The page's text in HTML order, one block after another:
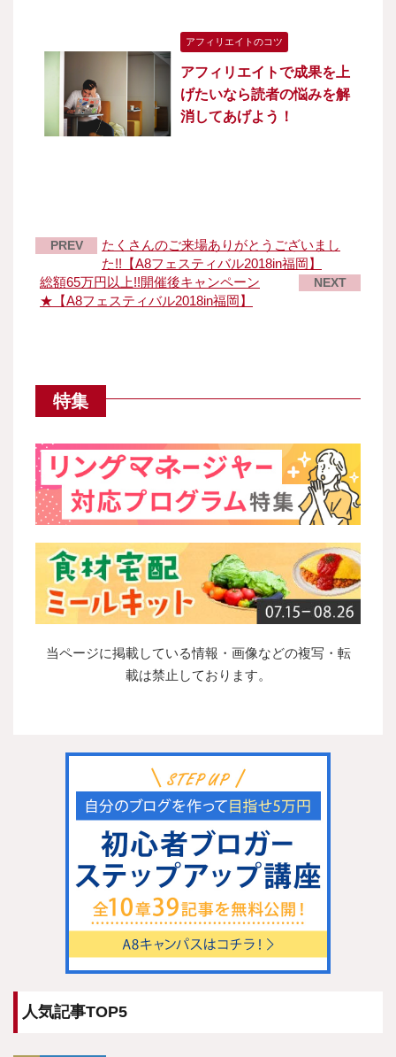
アフィリエイトのコツ
アフィリエイトで成果を上
げたいなら読者の悩みを解
消してあげよう！
PREV
たくさんのご来場ありがとうございまし
た!!【A8フェスティバル2018in福岡】
総額65万円以上!!開催後キャンペーン
★【A8フェスティバル2018in福岡】
NEXT
特集
当ページに掲載している情報・画像などの複写・転
載は禁止しております。
人気記事TOP5